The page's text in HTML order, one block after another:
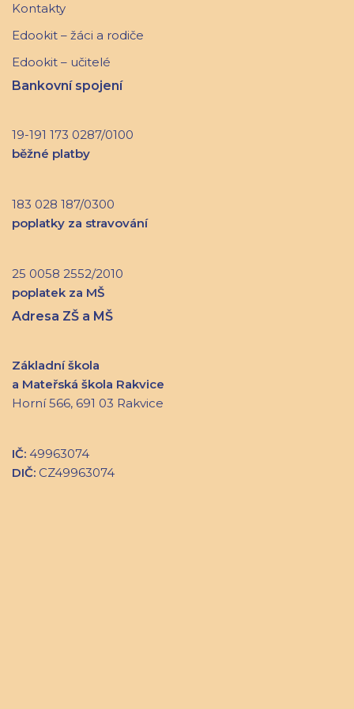
Kontakty
Edookit – žáci a rodiče
Edookit – učitelé
Bankovní spojení
19-191 173 0287/0100
běžné platby
183 028 187/0300
poplatky za stravování
25 0058 2552/2010
poplatek za MŠ
Adresa ZŠ a MŠ
Základní škola
a Mateřská škola Rakvice
Horní 566, 691 03 Rakvice
IČ: 49963074
DIČ: CZ49963074